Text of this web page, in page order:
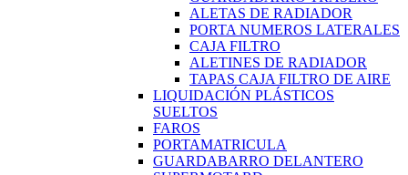
ALETAS DE RADIADOR
PORTA NUMEROS LATERALES
CAJA FILTRO
ALETINES DE RADIADOR
TAPAS CAJA FILTRO DE AIRE
LIQUIDACIÓN PLÁSTICOS
SUELTOS
FAROS
PORTAMATRICULA
GUARDABARRO DELANTERO